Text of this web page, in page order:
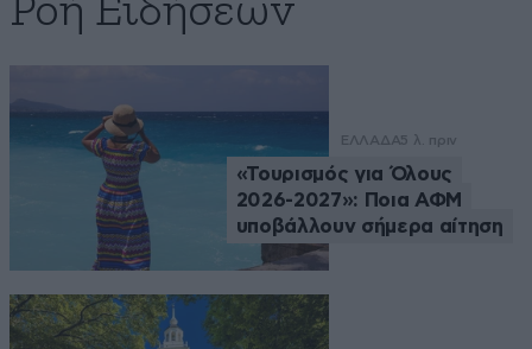
Ροή Ειδήσεων
ΕΛΛΑΔΑ5 λ. πριν
«Τουρισμός για Όλους
2026-2027»: Ποια ΑΦΜ
υποβάλλουν σήμερα αίτηση